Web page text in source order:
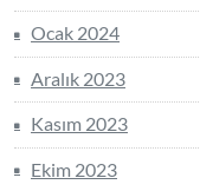
Ocak 2024
Aralık 2023
Kasım 2023
Ekim 2023